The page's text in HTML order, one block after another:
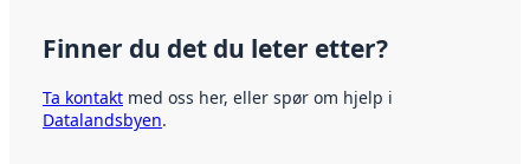
Finner du det du leter etter?
Ta kontakt med oss her, eller spør om hjelp i
Datalandsbyen.